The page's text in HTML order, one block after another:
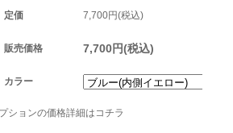
定価 7,700円(税込)
販売価格 7,700円(税込)
カラー
ションの価格詳細はコチラ